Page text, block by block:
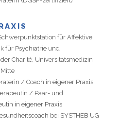
für Affektive
für Psychiatrie und
Charité, Universitätsmedizin
/ Coach in eigener Praxis
/ Paar- und
in eigener Praxis
bei SYSTHEB UG